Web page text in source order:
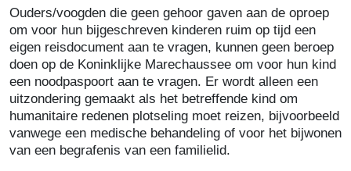
Ouders/voogden die geen gehoor gaven aan de oproep
om voor hun bijgeschreven kinderen ruim op tijd een
eigen reisdocument aan te vragen, kunnen geen beroep
doen op de Koninklijke Marechaussee om voor hun kind
een noodpaspoort aan te vragen. Er wordt alleen een
uitzondering gemaakt als het betreffende kind om
humanitaire redenen plotseling moet reizen, bijvoorbeeld
vanwege een medische behandeling of voor het bijwonen
van een begrafenis van een familielid.